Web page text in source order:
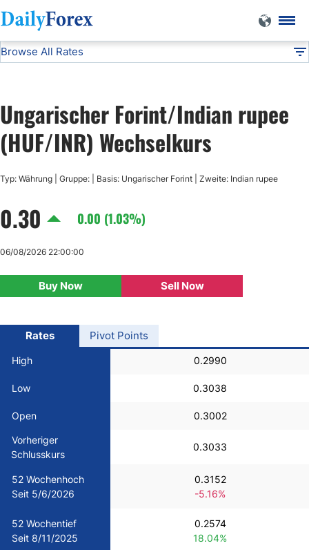
DF Currencies HUF/INR
Browse All Rates
USD/JPY
USD/CHF
USD/CAD
AUD/USD
Crude Oil
All Currencies
Commodities
Ungarischer Forint/Indian rupee
(HUF/INR) Wechselkurs
Typ: Währung | Gruppe: | Basis: Ungarischer Forint | Zweite: Indian rupee
0.30 0.00 (1.03%)
Buy Now Sell Now
06/08/2026 22:00:00
Rates
High 0.2990
Low 0.3038
Open 0.3002
Vorheriger
Schlusskurs
0.3033
52 Wochenhoch
Seit 5/6/2026
0.3152
-5.16%
52 Wochentief
Seit 8/11/2025
0.2574
18.04%
Pivot Points